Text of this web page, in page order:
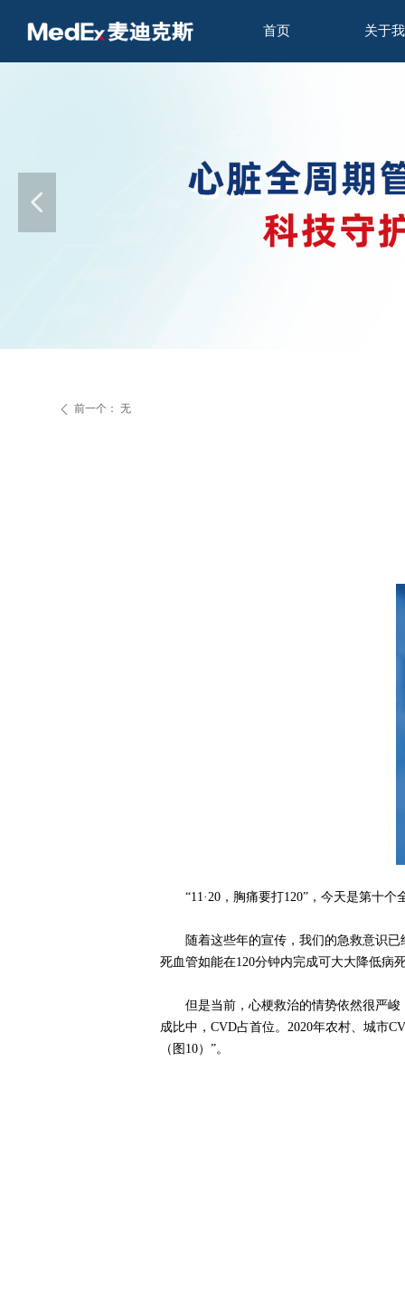
首页 关于
“11·20，胸痛要打120”，今天是第十
随着这些年的宣传，我们的急救意识
死血管如能在120分钟内完成可大大降低病
但是当前，心梗救治的情势依然很严
成比中，CVD占首位。2020年农村、城市
（图10）”。
ꄴ 前一个： 无
넳